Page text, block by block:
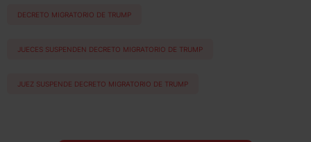
DECRETO MIGRATORIO DE TRUMP
JUECES SUSPENDEN DECRETO MIGRATORIO DE TRUMP
JUEZ SUSPENDE DECRETO MIGRATORIO DE TRUMP